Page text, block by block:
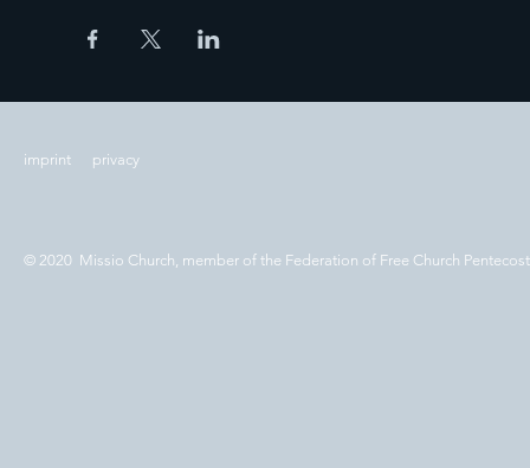
imprint privacy
© 2020 Missio Church, member of the Federation of Free Church